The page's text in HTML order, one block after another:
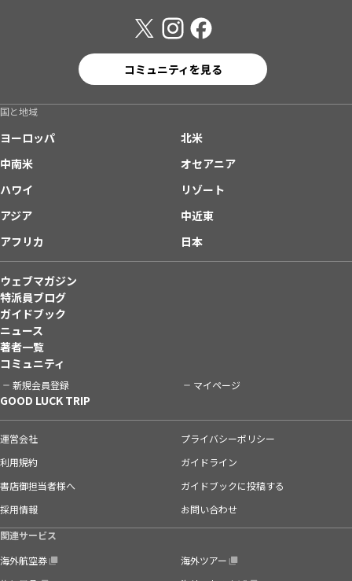
コミュニティを見る
国と地域
ヨーロッパ
北米
中南米
オセアニア
ハワイ
リゾート
アジア
中近東
アフリカ
日本
ウェブマガジン
特派員ブログ
ガイドブック
ニュース
著者一覧
コミュニティ
新規会員登録 マイページ
GOOD LUCK TRIP
運営会社
プライバシーポリシー
利用規約
ガイドライン
書店御担当者様へ
ガイドブックに投稿する
採用情報
お問い合わせ
関連サービス
海外航空券
海外ツアー